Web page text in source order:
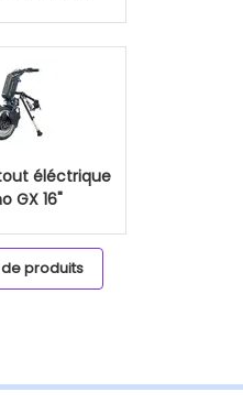
éléctrique
GX 16"
de produits